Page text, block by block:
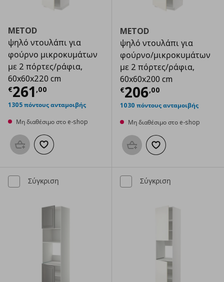
METOD
ψηλό ντουλάπι για
φούρνο μικροκυμάτων
με 2 πόρτες/ράφια,
60x60x220 cm
€261 ,00
Τρέχουσα τιμή € 261,00
1305 πόντους ανταμοιβής
Μη διαθέσιμο στο e-shop
Προσθήκη στο καλάθι
Προσθήκη στα αγαπημένα
METOD
ψηλό ντουλάπι για
φούρνο/μικροκυμάτων
με 2 πόρτες/ράφια,
60x60x200 cm
€206,00
Τρέχουσα
1030 πόντους ανταμοιβής
Μη διαθέσιμο στο e-shop
Προσθήκη στο καλάθι
Προσθήκη στα
Σύγκριση Σύγκριση